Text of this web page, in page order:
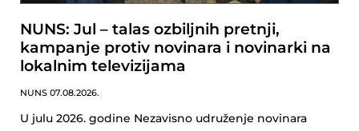
NUNS: Jul – talas ozbiljnih pretnji,
kampanje protiv novinara i novinarki na
lokalnim televizijama
NUNS 07.08.2026.
U julu 2026. godine Nezavisno udruženje novinara